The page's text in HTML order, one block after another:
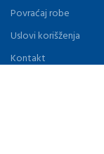
Povraćaj robe
Uslovi korišženja
Kontakt